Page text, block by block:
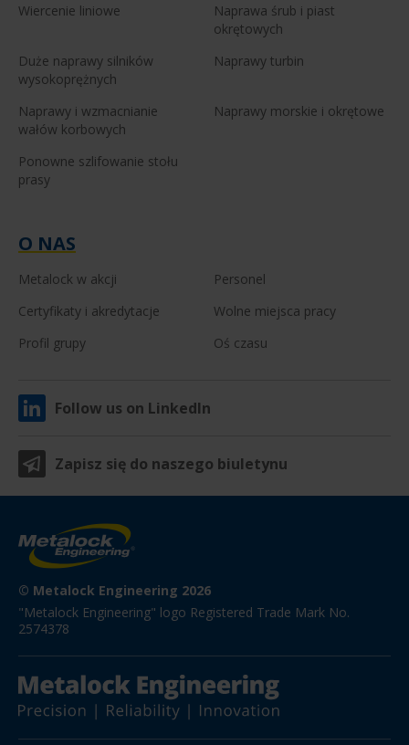
Wiercenie liniowe
Naprawa śrub i piast
okrętowych
Duże naprawy silników
wysokoprężnych
Naprawy turbin
Naprawy i wzmacnianie
wałów korbowych
Naprawy morskie i okrętowe
Ponowne szlifowanie stołu
prasy
O NAS
Metalock w akcji
Personel
Certyfikaty i akredytacje
Wolne miejsca pracy
Profil grupy
Oś czasu
Follow us on LinkedIn
Zapisz się do naszego biuletynu
© Metalock Engineering 2026
"Metalock Engineering" logo Registered Trade Mark No.
2574378